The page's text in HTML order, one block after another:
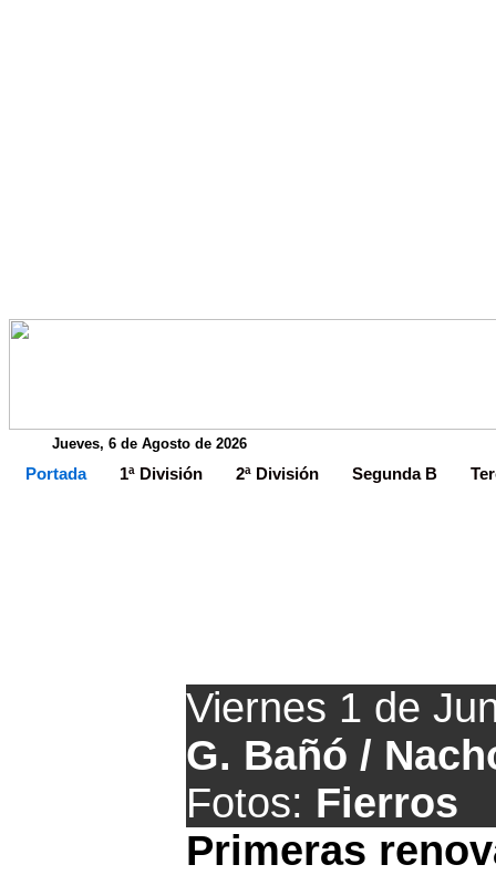
Jueves, 6 de Agosto de 2026
Portada 1ª División 2ª División Segunda B
Viernes 1 de
G. Bañó /
Fotos: Fierros
Primeras